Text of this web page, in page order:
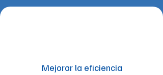
Mejorar la eficiencia